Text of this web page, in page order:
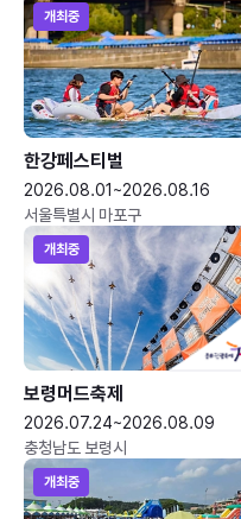
개최중
한강페스티벌
2026.08.01~2026.08.16
서울특별시 마포구
개최중
보령머드축제
2026.07.24~2026.08.09
충청남도 보령시
개최중